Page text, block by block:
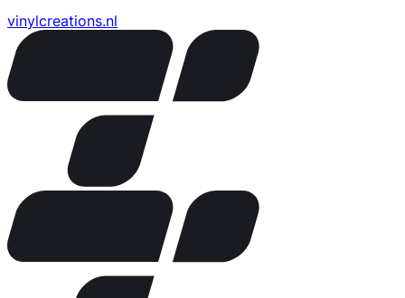
vinylcreations.nl